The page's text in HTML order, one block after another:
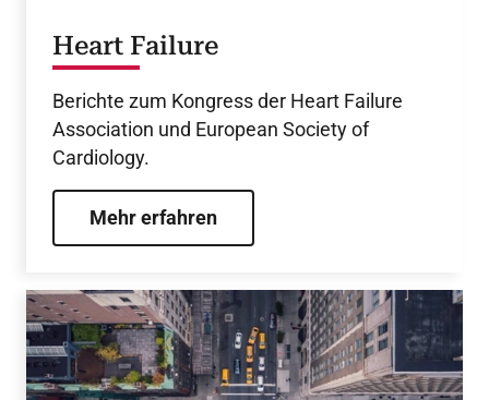
Heart Failure
Berichte zum Kongress der Heart Failure
Association und European Society of
Cardiology.
Mehr erfahren